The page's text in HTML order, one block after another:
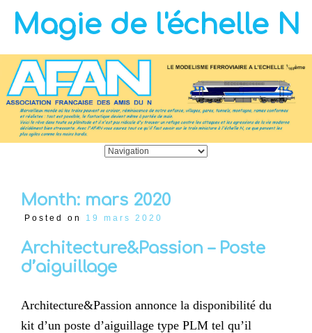
Magie de l'échelle N
Month: mars 2020
Posted on 19 mars 2020
Architecture&Passion – Poste
d’aiguillage
Architecture&Passion annonce la disponibilité du
kit d’un poste d’aiguillage type PLM tel qu’il